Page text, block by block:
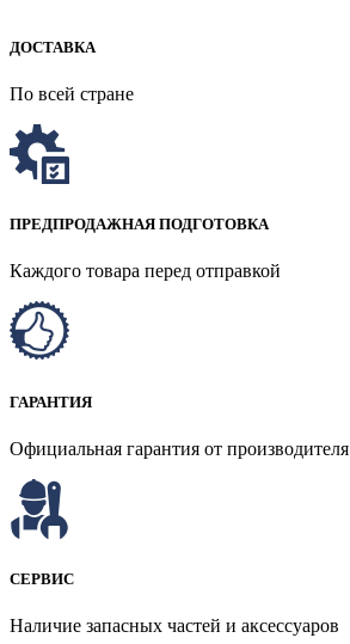
ДОСТАВКА
По всей стране
ПРЕДПРОДАЖНАЯ ПОДГОТОВКА
Каждого товара перед отправкой
ГАРАНТИЯ
Официальная гарантия от производителя
СЕРВИС
Наличие запасных частей и аксессуаров